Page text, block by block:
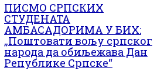
ПИСМО СРПСКИХ
СТУДЕНАТА
АМБАСАДОРИМА У БИХ:
„Поштовати вољу српског
народа да обиљежава Дан
Републике Српске“